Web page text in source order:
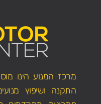
מרכז המנוע הינו
התקנה ושיפוץ